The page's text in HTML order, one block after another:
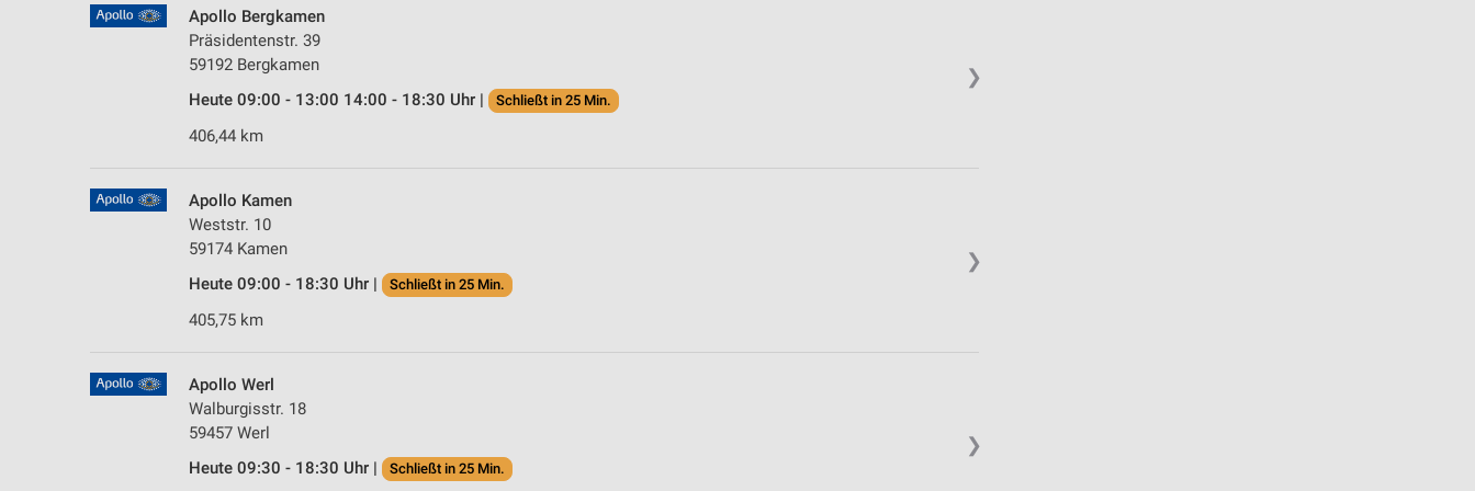
❯
Apollo Bergkamen
Präsidentenstr. 39
59192 Bergkamen
Heute 09:00 - 13:00 14:00 - 18:30 Uhr |
Schließt in 25 Min.
406,44 km
❯
Apollo Kamen
Weststr. 10
59174 Kamen
Heute 09:00 - 18:30 Uhr |
Schließt in 25 Min.
405,75 km
❯
Apollo Werl
Walburgisstr. 18
59457 Werl
Heute 09:30 - 18:30 Uhr |
Schließt in 25 Min.